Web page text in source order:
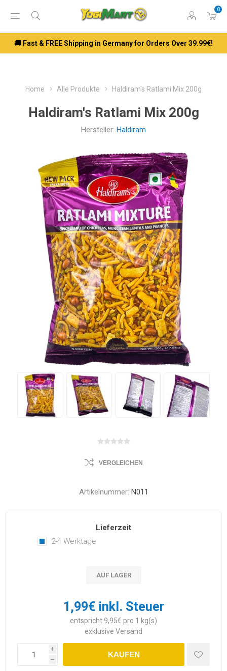
0
🚚 Fast & FREE Shipping in Germany for Orders Over 39.99€!
Home Alle Produkte Haldiram's Ratlami Mix 200g
Haldiram's Ratlami Mix 200g
Hersteller: Haldiram
VERGLEICHEN
Artikelnummer: N011
Lieferzeit
2-4 Werktage
AUF LAGER
1,99€ inkl. Steuer
entspricht 9,95€ pro 1 kg(s)
exklusive Versand
i
h
KAUFEN